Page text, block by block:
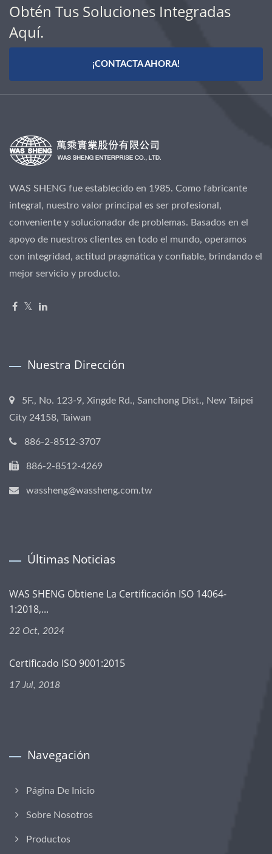
Obtén Tus Soluciones Integradas
Aquí.
¡CONTACTA AHORA!
WAS SHENG fue establecido en 1985. Como fabricante
integral, nuestro valor principal es ser profesional,
conveniente y solucionador de problemas. Basados en el
apoyo de nuestros clientes en todo el mundo, operamos
con integridad, actitud pragmática y confiable, brindando el
mejor servicio y producto.
Nuestra Dirección
5F., No. 123-9, Xingde Rd., Sanchong Dist., New Taipei
City 24158, Taiwan
886-2-8512-3707
886-2-8512-4269
wassheng@wassheng.com.tw
Últimas Noticias
WAS SHENG Obtiene La Certificación ISO 14064-
1:2018,...
22 Oct, 2024
Certificado ISO 9001:2015
17 Jul, 2018
Navegación
Página De Inicio
Sobre Nosotros
Productos